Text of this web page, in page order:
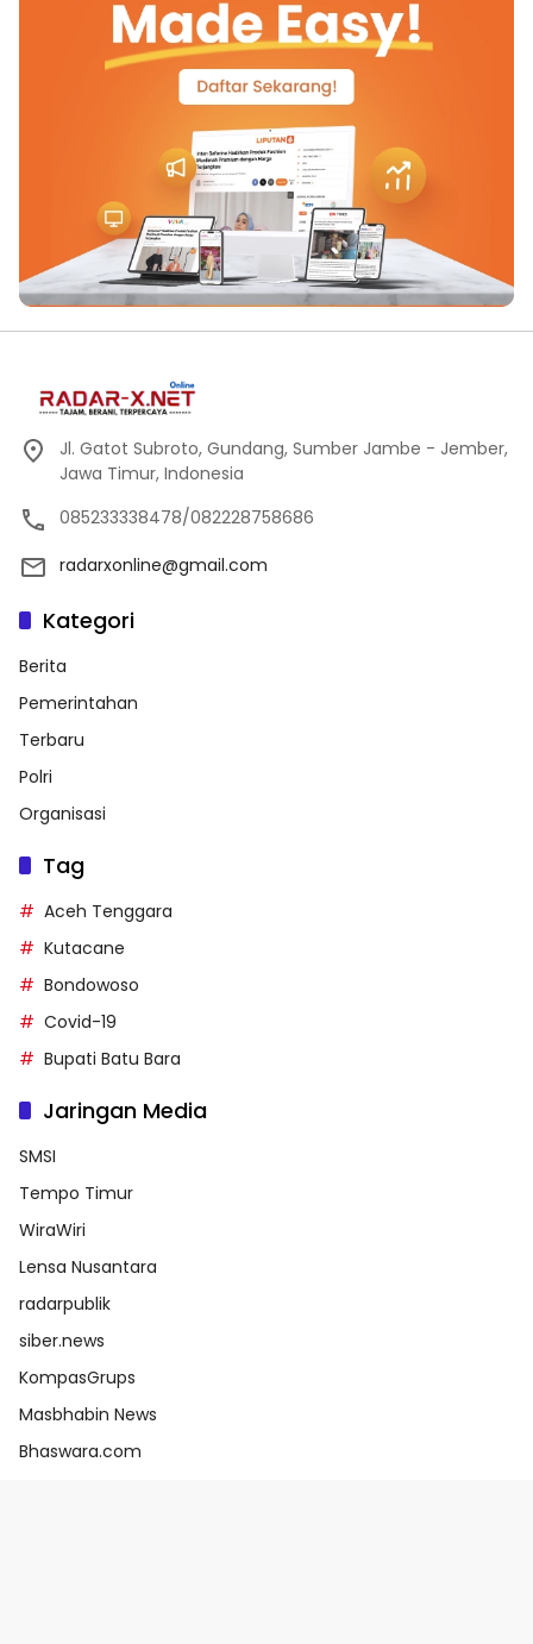
Jl. Gatot Subroto, Gundang, Sumber Jambe - Jember,
Jawa Timur, Indonesia
085233338478/082228758686
radarxonline@gmail.com
Kategori
Berita
Pemerintahan
Terbaru
Polri
Organisasi
Tag
Aceh Tenggara
Kutacane
Bondowoso
Covid-19
Bupati Batu Bara
Jaringan Media
SMSI
Tempo Timur
WiraWiri
Lensa Nusantara
radarpublik
siber.news
KompasGrups
Masbhabin News
Bhaswara.com